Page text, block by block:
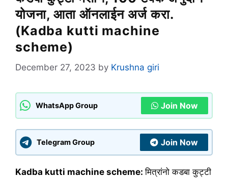
योजना, आता ऑनलाईन अर्ज करा.
(Kadba kutti machine
scheme)
December 27, 2023 by Krushna giri
WhatsApp Group Join Now
Telegram Group Join Now
Kadba kutti machine scheme:मित्रांनो कडबा कुट्टी